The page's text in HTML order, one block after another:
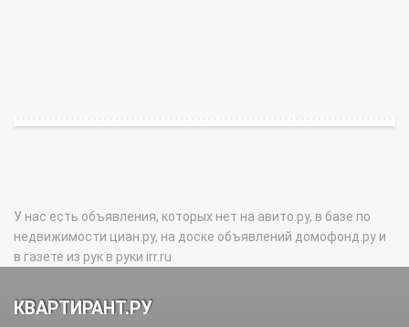
У нас есть объявления, которых нет на авито.ру, в базе по
недвижимости циан.ру, на доске объявлений домофонд.ру и
в газете из рук в руки irr.ru
КВАРТИРАНТ.РУ